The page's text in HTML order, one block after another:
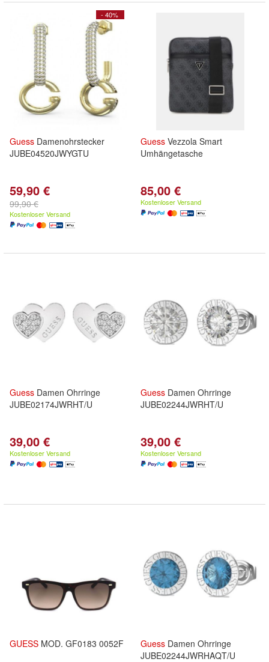
- 40%
Guess Damenohrstecker
JUBE04520JWYGTU
59,90 €
99,90 €
Kostenloser Versand
Guess Vezzola Smart
Umhängetasche
85,00 €
Kostenloser Versand
Guess Damen Ohrringe
JUBE02174JWRHT/U
39,00 €
Kostenloser Versand
Guess Damen Ohrringe
JUBE02244JWRHT/U
39,00 €
Kostenloser Versand
GUESS MOD. GF0183 0052F Guess Damen Ohrringe
JUBE02244JWRHAQT/U